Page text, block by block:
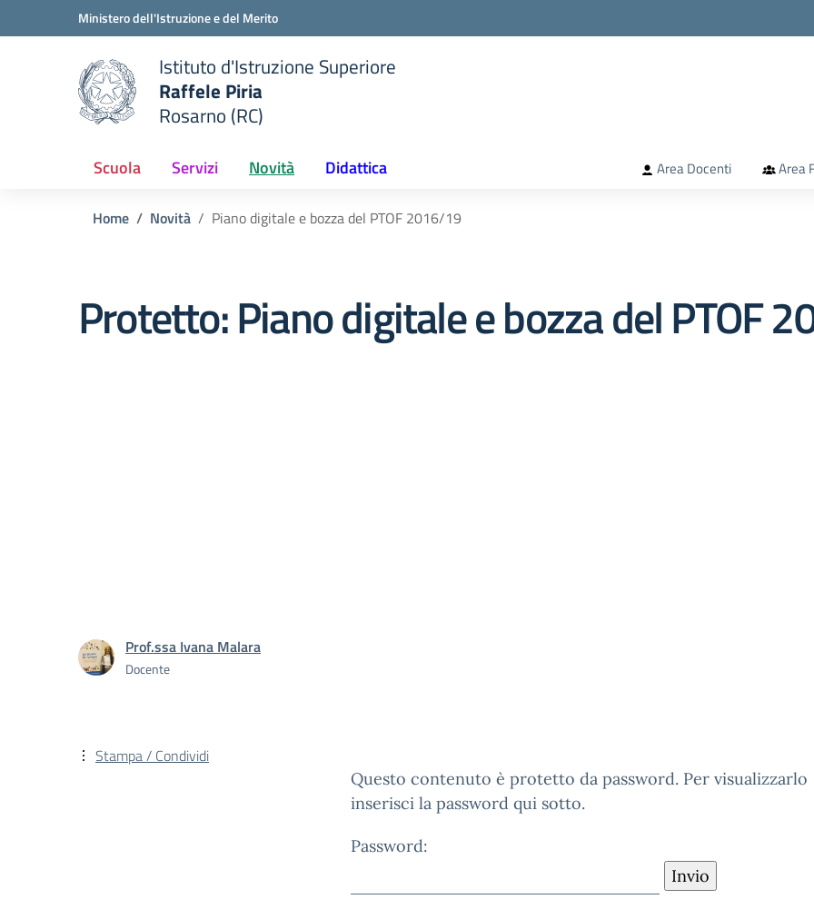
Vai ai contenuti
Vai al menu di navigazioneMinistero dell'Istruzione e del Merito
scuola
Istituto d'Istruzione Superiore
Raffele Piria
Rosarno (RC)
Scuola Servizi Novità Didattica Area Docenti Area
Home Novità Piano digitale e bozza del PTOF 2016/19
Protetto: Piano digitale e bozza del PTOF
Prof.ssa Ivana Malara
Docente
Questo contenuto è protetto da password. Per visualizzarlo
inserisci la password qui sotto.
Password:
Stampa / Condividi